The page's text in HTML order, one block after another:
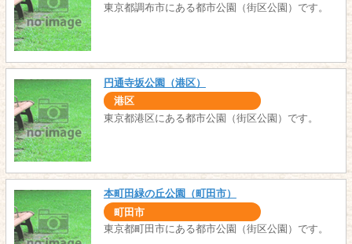
東京都調布市にある都市公園（街区公園）です。
円通寺坂公園（港区）
港区
東京都港区にある都市公園（街区公園）です。
本町田緑の丘公園（町田市）
町田市
東京都町田市にある都市公園（街区公園）です。